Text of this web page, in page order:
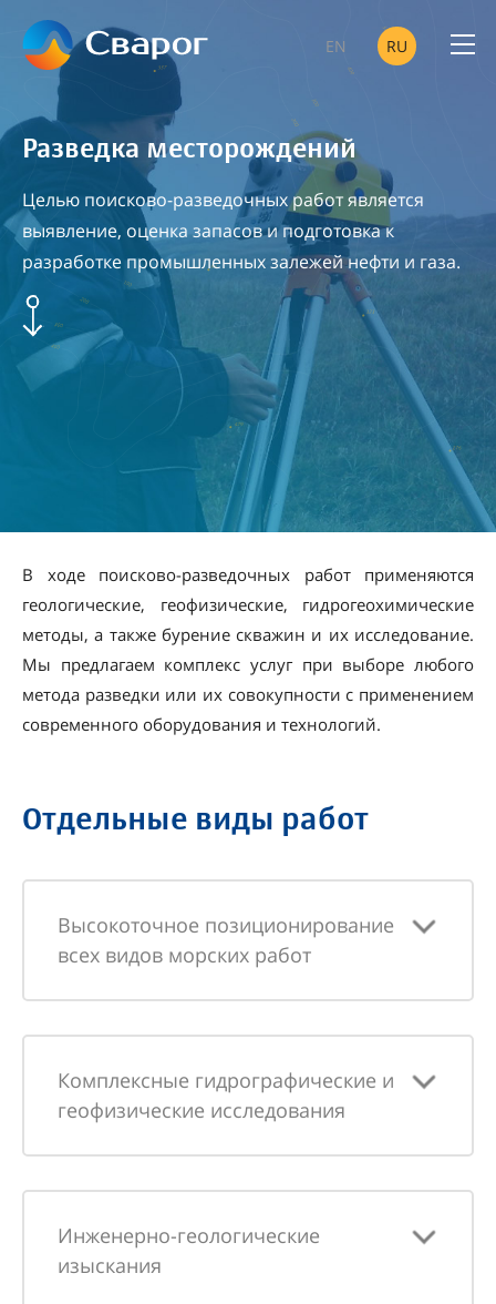
EN RU
УСПЕШНО
НАШЕ
Разведка месторождений
Целью поисково-разведочных работ является
выявление, оценка запасов и подготовка к
разработке промышленных залежей нефти и газа.
В ходе поисково-разведочных работ применяются
геологические, геофизические, гидрогеохимические
методы, а также бурение скважин и их исследование.
Мы предлагаем комплекс услуг при выборе любого
метода разведки или их совокупности с применением
современного оборудования и технологий.
Отдельные виды работ
Высокоточное позиционирование
всех видов морских работ
Комплексные гидрографические и
геофизические исследования
Инженерно-геологические
изыскания